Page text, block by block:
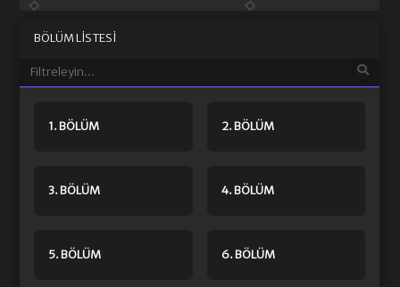
BÖLÜM LISTESI
1. BÖLÜM 2. BÖLÜM
3. BÖLÜM 4. BÖLÜM
5. BÖLÜM 6. BÖLÜM